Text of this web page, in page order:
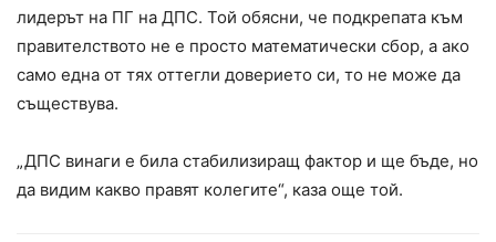
лидерът на ПГ на ДПС. Той обясни, че подкрепата към
правителството не е просто математически сбор, а ако
само една от тях оттегли доверието си, то не може да
съществува.
„ДПС винаги е била стабилизиращ фактор и ще бъде, но
да видим какво правят колегите“, каза още той.